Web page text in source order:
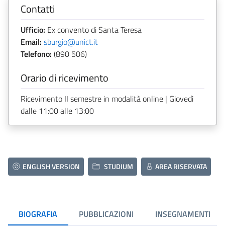
Contatti
Ufficio: Ex convento di Santa Teresa
Email: sburgio@unict.it
Telefono: (890 506)
Orario di ricevimento
Ricevimento II semestre in modalità online | Giovedì
dalle 11:00 alle 13:00
ENGLISH VERSION STUDIUM AREA RISERVATA
BIOGRAFIA PUBBLICAZIONI INSEGNAMENTI